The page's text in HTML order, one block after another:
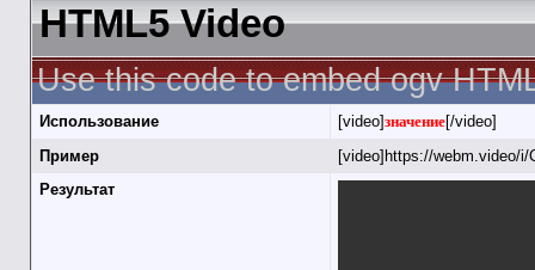
HTML5 Video
Use this code to embed ogv
Использование [video]значение[/video]
Пример
[video]https://webm.video/
Результат